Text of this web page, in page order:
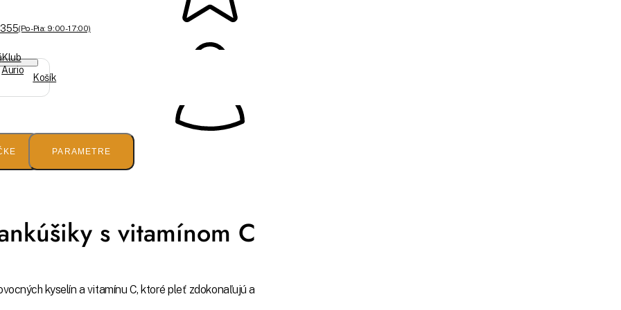
(Po-Pia: 9:00 - 17:00)
Košík
Klub
Aurio
PARAMETRE
s vitamínom C
kyselín a vitamínu C, ktoré pleť zdokonaľujú a